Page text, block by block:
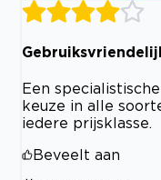
Een
keuze in alle
iedere prijsklasse.
Beveelt aan